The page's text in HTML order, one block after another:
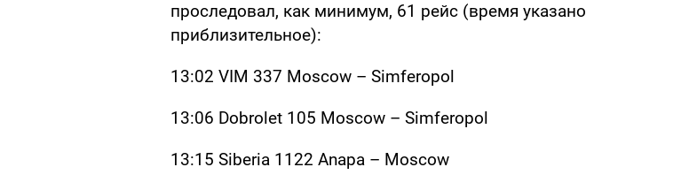
проследовал, как минимум, 61 рейс (время указано
приблизительное):
13:02 VIM 337 Moscow – Simferopol
13:06 Dobrolet 105 Moscow – Simferopol
13:15 Siberia 1122 Anapa – Moscow